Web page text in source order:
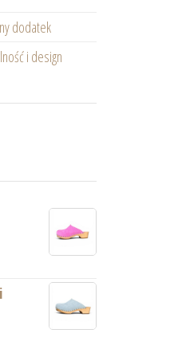
dodatek
i design